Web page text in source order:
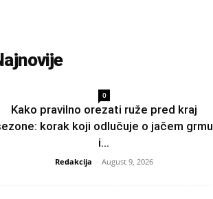
0
Kako pravilno orezati ruže pred kraj
korak koji odlučuje o jačem grmu
i...
Redakcija - August 9, 2026